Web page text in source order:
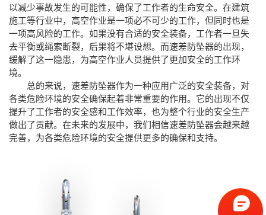
以减少事故发生的可能性，确保了工作者的生命安全。在建筑
施工等行业中，高空作业是一项必不可少的工作，但同时也是
一项高风险的工作。如果没有合适的安全装备，工作者一旦失
去平衡或绳索断裂，后果将不堪设想。而速差防坠器的出现，
缓解了这一隐患，为高空作业人员提供了更加安全的工作环
境。
总的来说，速差防坠器作为一种应用广泛的安全装备，对
各类危险环境的安全确保起着非常重要的作用。它的出现不仅
提升了工作者的安全感和工作效率，也为整个行业的安全生产
做出了贡献。在未来的发展中，我们相信速差防坠器会越来越
完善，为各类危险环境的安全提供更多的确保和支持。